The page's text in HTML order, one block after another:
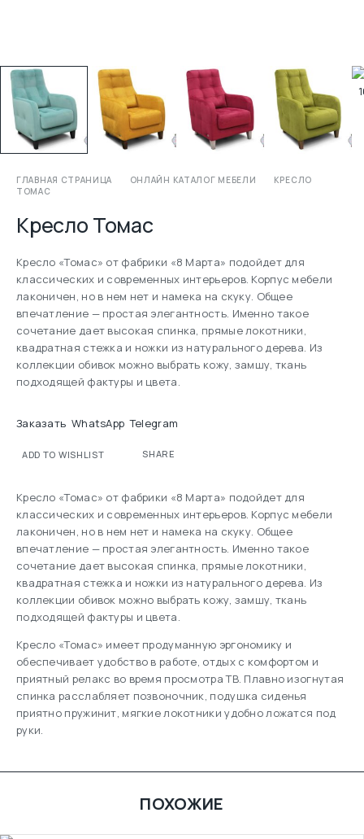
ГЛАВНАЯ СТРАНИЦА ОНЛАЙН КАТАЛОГ МЕБЕЛИ
КРЕСЛО
ТОМАС
Кресло Томас
Кресло «Томас» от фабрики «8 Марта» подойдет для
классических и современных интерьеров. Корпус мебели
лаконичен, но в нем нет и намека на скуку. Общее
впечатление — простая элегантность. Именно такое
сочетание дает высокая спинка, прямые локотники,
квадратная стежка и ножки из натурального дерева. Из
коллекции обивок можно выбрать кожу, замшу, ткань
подходящей фактуры и цвета.
Заказать WhatsApp Telegram
ADD TO WISHLIST SHARE
Кресло «Томас» от фабрики «8 Марта» подойдет для
классических и современных интерьеров. Корпус мебели
лаконичен, но в нем нет и намека на скуку. Общее
впечатление — простая элегантность. Именно такое
сочетание дает высокая спинка, прямые локотники,
квадратная стежка и ножки из натурального дерева. Из
коллекции обивок можно выбрать кожу, замшу, ткань
подходящей фактуры и цвета.
Кресло «Томас» имеет продуманную эргономику и
обеспечивает удобство в работе, отдых с комфортом и
приятный релакс во время просмотра ТВ. Плавно изогнутая
спинка расслабляет позвоночник, подушка сиденья
приятно пружинит, мягкие локотники удобно ложатся под
руки.
ПОХОЖИЕ